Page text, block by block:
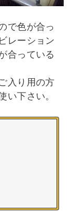
で色が合っ
レーション
合っている
入り用の方
い下さい。